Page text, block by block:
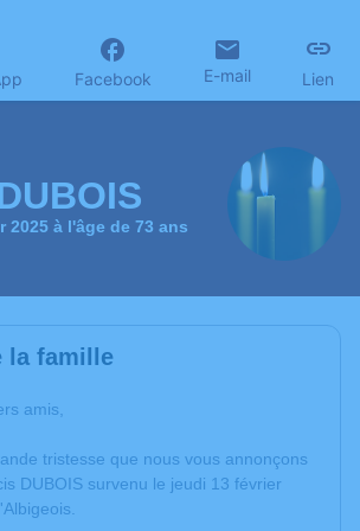
Facebook E-mail Lien
2025 à l'âge de 73 ans
la famille
amis,
tristesse que nous vous annonçons
DUBOIS survenu le jeudi 13 février